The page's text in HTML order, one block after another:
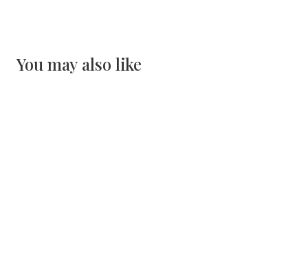
You may also like